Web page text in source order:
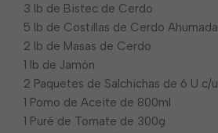
3 lb de Bistec de Cerdo
5 lb de Costillas de Cerdo Ahumada
2 lb de Masas de Cerdo
1 lb de Jamón
2 Paquetes de Salchichas de 6 U c/u
1 Pomo de Aceite de 800ml
1 Puré de Tomate de 300g